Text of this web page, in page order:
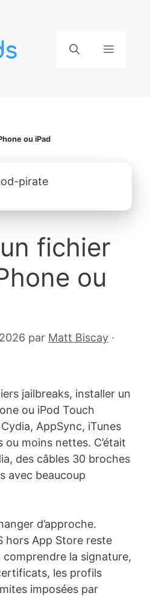
Menu
ou iPad
fichier
ou
17
par Matt Biscay ·
jailbreaks, installer un
ou iPod Touch
AppSync, iTunes
ou moins nettes. C’était
des câbles 30 broches
avec beaucoup
d’approche.
hors App Store reste
comprendre la signature,
les profils
imposées par